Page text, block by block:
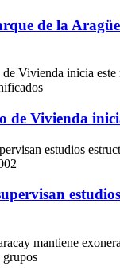
de la
de Vivienda
estudios